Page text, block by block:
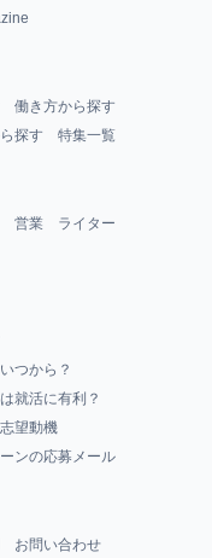
働き方から探す
探す 特集一覧
営業
ライター
つから？
就活に有利？
望動機
ンの応募メール
お問い合わせ